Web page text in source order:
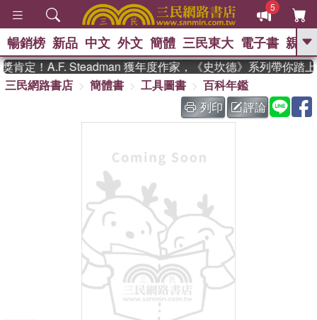
5
GO
熱搜： 東野圭吾 、 The Odyssey
、 如果歷史是一群喵 、 暑期
國際布克獎 臺灣漫遊錄 、 方
暢銷榜 新品 中文 外文 簡體 三民東大 電子書 親子
定！A.F. Steadman 獲年度作家，《史坎德》系列帶你踏上
三民網路書店
簡體書 工具圖書
百科年鑑
列印
評論